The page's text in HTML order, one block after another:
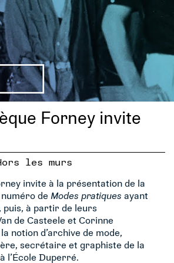
Forney invite
les murs
invite à la présentation de la
de Modes pratiques ayant
puis, à partir de leurs
de Casteele et Corinne
notion d’archive de mode,
secrétaire et graphiste de la
l’École Duperré.